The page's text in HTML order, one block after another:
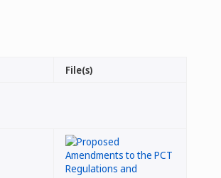
File(s)